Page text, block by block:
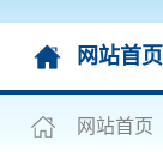
网站首页
网站首页